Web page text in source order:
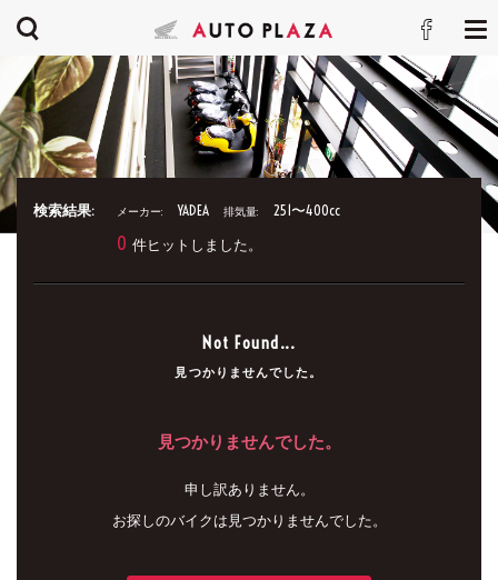
検索結果: メーカー: YADEA 排気量: 251〜400cc
0 件ヒットしました。
Not Found...
見つかりませんでした。
見つかりませんでした。
申し訳ありません。
お探しのバイクは見つかりませんでした。